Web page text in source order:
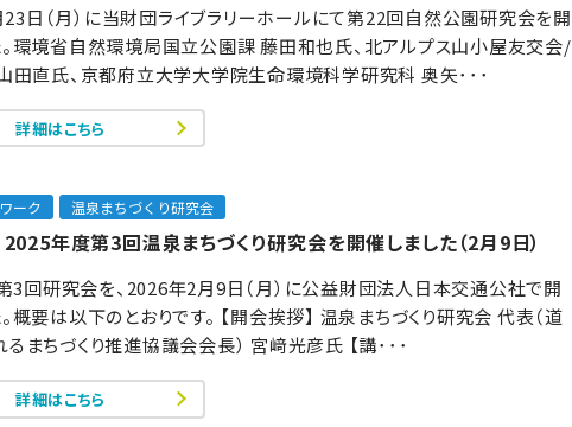
日（月）に当財団ライブラリーホールにて第22回自然公園研究会を開
環境省自然環境局国立公園課 藤田和也氏、北アルプス山小屋友交会/
田直氏、京都府立大学大学院生命環境科学研究科 奥矢･･･
詳細はこちら
ーク 温泉まちづくり研究会
年度第3回温泉まちづくり研究会を開催しました（2月9日）
3回研究会を、2026年2月9日（月）に公益財団法人日本交通公社で開
概要は以下のとおりです。 【開会挨拶】 温泉まちづくり研究会 代表（道
まちづくり推進協議会会長） 宮﨑光彦氏 【講･･･
詳細はこちら